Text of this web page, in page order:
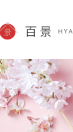
SHOPPING
JP info